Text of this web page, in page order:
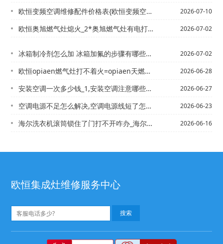
欧恒变频空调维修配件价格表{欧恒变频空调维修配件价格表大全2027年最新收费标准 2026-07-10
欧恒奥旭燃气灶熄火_2*奥旭燃气灶有电打不着火 2026-07-02
冰箱制冷剂怎么加 冰箱加氟的步骤有哪些&冰箱制冷剂怎么加 冰箱加制冷剂方法 2026-07-02
欧恒opiaen燃气灶打不着火=opiaen天燃气灶打不着火怎么办 2026-06-28
安装空调一次多少钱_1,安装空调注意哪些问题 2026-06-27
空调电源不足怎么解决,空调电源线短了怎么办 2026-06-23
海尔洗衣机滚筒锁住了门打不开咋办_海尔洗衣机滚筒锁住了门打不开解决方法）海尔洗衣... 2026-06-16
欧恒集成灶维修服务中心